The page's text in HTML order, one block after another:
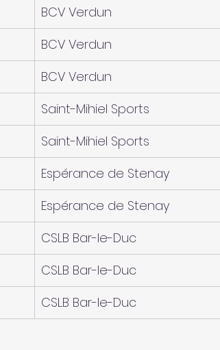
BCV Verdun
BCV Verdun
BCV Verdun
Saint-Mihiel Sports
Saint-Mihiel Sports
Espérance de Stenay
Espérance de Stenay
CSLB Bar-le-Duc
CSLB Bar-le-Duc
CSLB Bar-le-Duc